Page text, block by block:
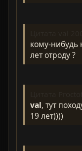
кому-нибудь
лет отроду ?
val, тут
19 лет))))